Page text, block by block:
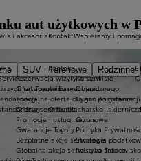
SUV i Terenowe Rodzinne
rat Toyota Easy
i akcesoria
Rezerwacja wizyty w serwisie
Oferta serwisu mechanicznego
Specjalna oferta dla aut po
Oferta serwisu blacharsko-
Promocje i usługi sezonowe
Gwarancje Toyoty
Bezpłatne akcje serwisowe
Globalna akcja serwisowa Takata
Kontakt
Kontakt
Kontakt
Dojazd
Cygan Assistance
O firmie
O nas
Polityka
Strategia
Polityka
Wspieramy i
aut użytkowych w